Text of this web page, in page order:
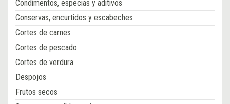
Condimentos, especias y aditivos
Conservas, encurtidos y escabeches
Cortes de carnes
Cortes de pescado
Cortes de verdura
Despojos
Frutos secos